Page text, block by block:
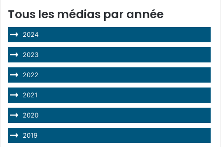
Tous les médias par année
2024
2023
2022
2021
2020
2019